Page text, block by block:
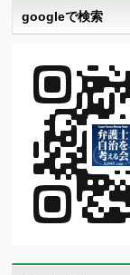
googleで検索